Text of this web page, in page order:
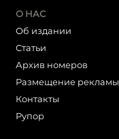
О НАС
Об издании
Статьи
Архив номеров
Размещение рекламы
Контакты
Рупор